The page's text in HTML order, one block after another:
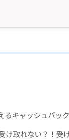
るキャッシュバッ
け取れない？！受